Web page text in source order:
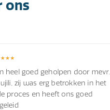
ons
heel goed geholpen door mevr.
zij was erg betrokken in het
proces en heeft ons goed